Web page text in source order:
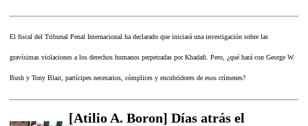
El fiscal del Tribunal Penal Internacional ha declarado que iniciará una investigación sobre las
gravísimas violaciones a los derechos humanos perpetradas por Khadafi. Pero, ¿qué hará con George W.
Bush y Tony Blair, partícipes necesarios, cómplices y encubridores de esos crímenes?
[Atilio A. Boron] Días atrás el